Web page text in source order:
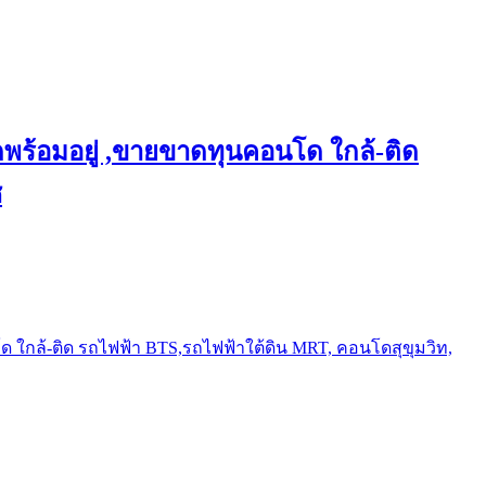
ร้อมอยู่ ,ขายขาดทุนคอนโด ใกล้-ติด
กล้-ติด รถไฟฟ้า BTS,รถไฟฟ้าใต้ดิน MRT, คอนโดสุขุมวิท,